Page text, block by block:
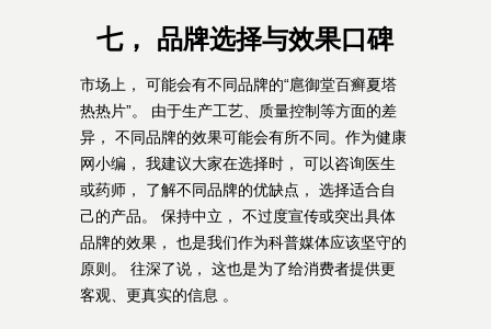
七， 品牌选择与效果口碑
市场上， 可能会有不同品牌的“扈御堂百癣夏塔
热热片”。 由于生产工艺、质量控制等方面的差
异， 不同品牌的效果可能会有所不同。作为健康
网小编， 我建议大家在选择时， 可以咨询医生
或药师， 了解不同品牌的优缺点， 选择适合自
己的产品。 保持中立， 不过度宣传或突出具体
品牌的效果， 也是我们作为科普媒体应该坚守的
原则。 往深了说， 这也是为了给消费者提供更
客观、更真实的信息 。